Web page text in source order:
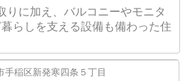
りに加え、バルコニーやモニタ
らしを支える設備も備わった住
手稲区新発寒四条 ５丁目